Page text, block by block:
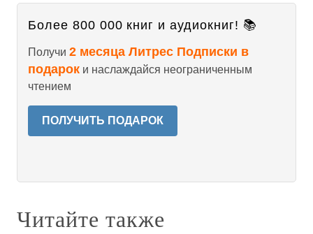
Более 800 000 книг и аудиокниг! 📚
Получи 2 месяца Литрес Подписки в
подарок и наслаждайся неограниченным
чтением
ПОЛУЧИТЬ ПОДАРОК
Читайте также